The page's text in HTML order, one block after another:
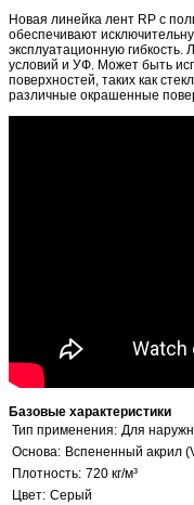
Новая линейка лент RP с
обеспечивают
эксплуатационную гибкость.
условий и УФ. Может быть
поверхностей, таких как
различные окрашенные
Базовые характеристики
Тип применения: Для
Основа: Вспененный акрил
Плотность: 720 кг/м³
Цвет: Серый